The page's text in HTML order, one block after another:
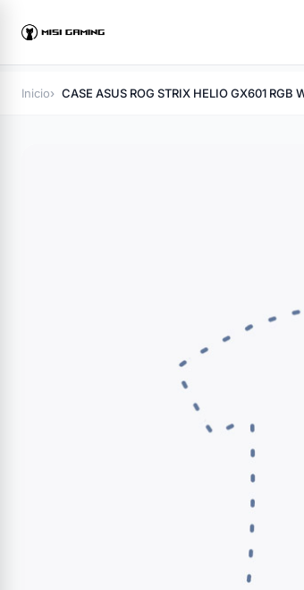
Inicio CASE ASUS ROG STRIX HELIO GX601 RGB